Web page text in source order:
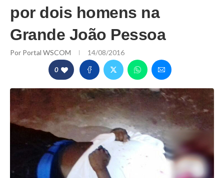
por dois homens na
Grande João Pessoa
Por Portal WSCOM 14/08/2016
0